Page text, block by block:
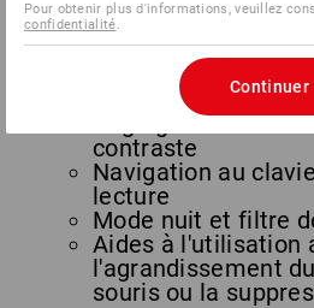
Parmi les
Ajustement de la
caractères
Réglages des
contraste
Navigation au
lecture
Mode nuit et filtre
Aides à l'utilisation
l'agrandissement
souris ou la
Pour obtenir plus d'informations, veuillez
confidentialité.
Continuer